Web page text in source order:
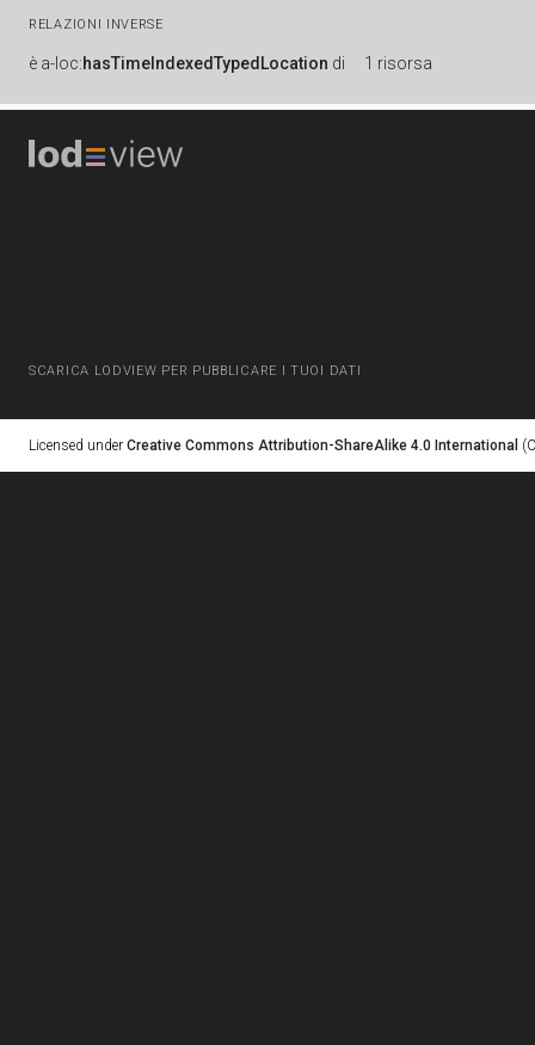
RELAZIONI INVERSE
è a-loc:hasTimeIndexedTypedLocation di 1 risorsa
SCARICA LODVIEW PER PUBBLICARE I TUOI DATI
Licensed under Creative Commons Attribution-ShareAlike 4.0 International